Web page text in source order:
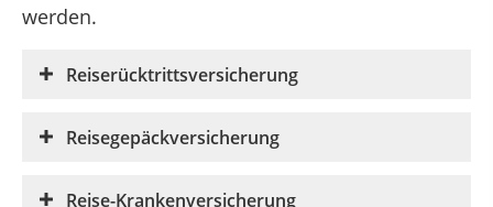
werden.
Reiserücktrittsversicherung
Reisegepäckversicherung
Reise-Krankenversicherung